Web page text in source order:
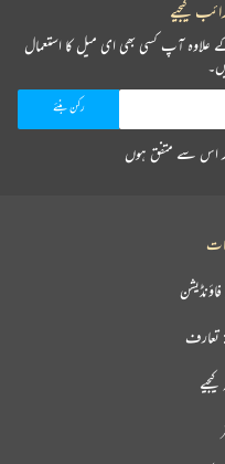
کیجیے
علاوہ آپ کسی بھی ای میل کا استعمال
اس سے متفق ہوں
فاؤنڈیشن
: تعارف